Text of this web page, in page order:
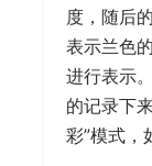
度，随后
表示兰色
进行表示
的记录下
彩”模式，